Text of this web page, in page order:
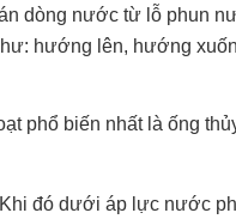
dòng nước từ lỗ phun
hướng lên, hướng
phổ biến nhất là ống
đó dưới áp lực nước